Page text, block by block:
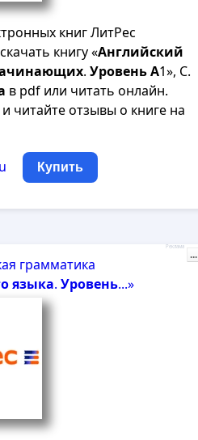
книг ЛитРес
книгу «Английский
. УровеньА1», С.
в pdf или читать онлайн.
читайте отзывы о книге на
Купить
грамматика
языка. Уровень...»
Реклама
...